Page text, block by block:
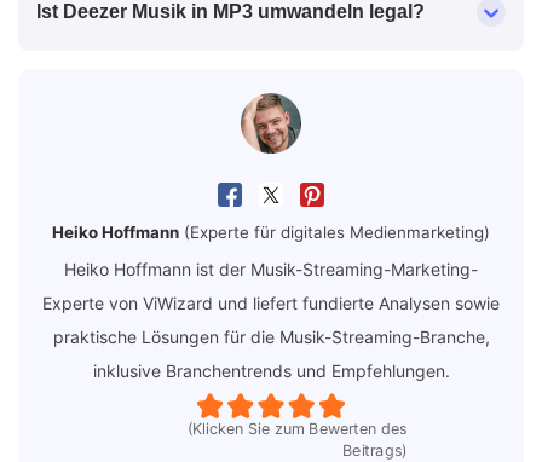
Ist Deezer Musik in MP3 umwandeln legal?
Heiko Hoffmann (Experte für digitales Medienmarketing)
Heiko Hoffmann ist der Musik-Streaming-Marketing-
Experte von ViWizard und liefert fundierte Analysen sowie
praktische Lösungen für die Musik-Streaming-Branche,
inklusive Branchentrends und Empfehlungen.
(Klicken Sie zum Bewerten des
Beitrags)